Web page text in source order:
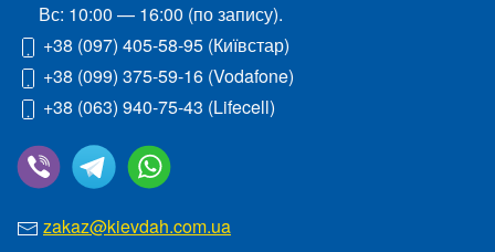
Вс: 10:00 — 16:00 (по запису).
+38 (097) 405-58-95 (Київстар)
+38 (099) 375-59-16 (Vodafone)
+38 (063) 940-75-43 (Lifecell)
zakaz@kievdah.com.ua